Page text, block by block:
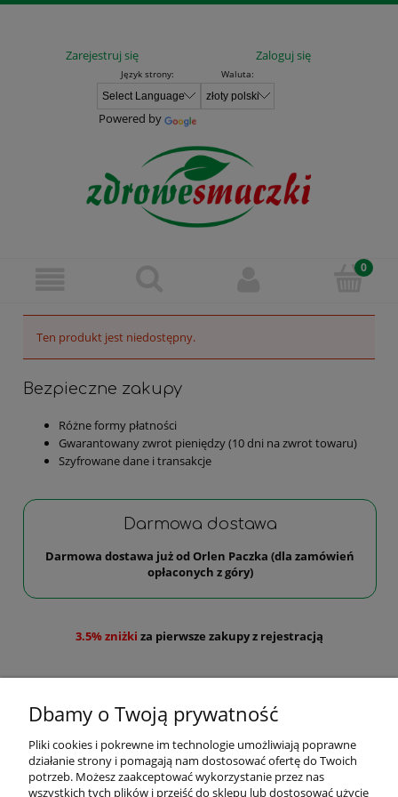
Zarejestruj się Zaloguj się
Język strony:
Powered by
Waluta:
Ten produkt jest niedostępny.
Bezpieczne zakupy
Różne formy płatności
Gwarantowany zwrot pieniędzy (10 dni na zwrot towaru)
Szyfrowane dane i transakcje
Darmowa dostawa
Darmowa dostawa już od Orlen Paczka (dla zamówień
opłaconych z góry)
3.5% zniżki za pierwsze zakupy z rejestracją
Pomoc
Dbamy o Twoją prywatność
Pliki cookies i pokrewne im technologie umożliwiają poprawne
działanie strony i pomagają nam dostosować ofertę do Twoich
potrzeb. Możesz zaakceptować wykorzystanie przez nas
wszystkich tych plików i przejść do sklepu lub dostosować użycie